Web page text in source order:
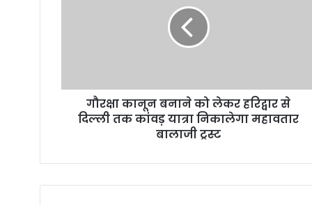
गौरक्षा कानून बनाने को लेकर हरिद्वार से
दिल्ली तक कांवड़ यात्रा निकालेगा महावतार
बालाजी ट्रस्ट